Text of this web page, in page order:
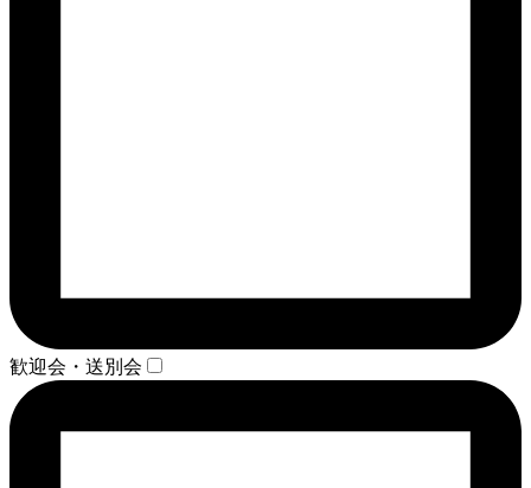
歓迎会・送別会